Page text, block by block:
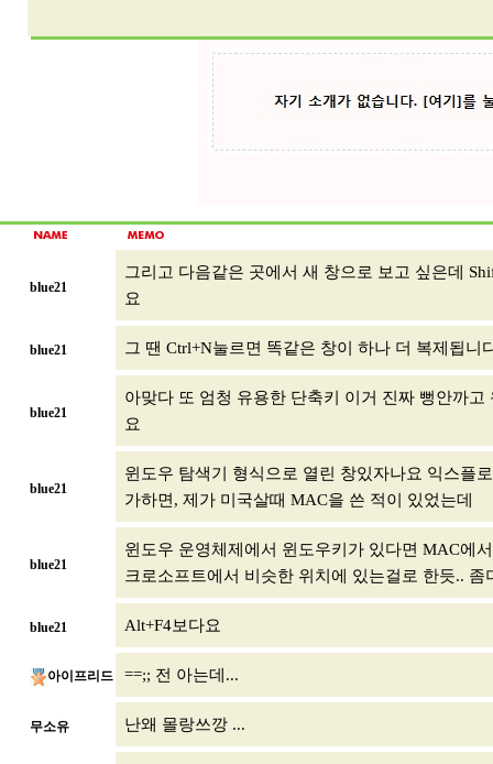
blue21
그리고 다음같은 곳에서 새 창으로 보고 싶은데
요
blue21 그 땐 Ctrl+N눌르면 똑같은 창이 하나 더 복제됩
blue21
아맞다 또 엄청 유용한 단축키 이거 진짜 뻥안까
요
blue21
윈도우 탐색기 형식으로 열린 창있자나요 익스플
가하면, 제가 미국살때 MAC을 쓴 적이 있었는데
blue21
윈도우 운영체제에서 윈도우키가 있다면 MAC에
크로소프트에서 비슷한 위치에 있는걸로 한듯.. 좀
blue21 Alt+F4보다요
아이프리드 ==;; 전 아는데...
무소유 난왜 몰랑쓰깡 ...